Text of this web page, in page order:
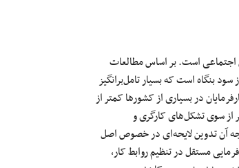
اجتماعیاست.بر اساسمطالعات
سود بنگاه است که بسیارتامل‌برانگیز
در بسیاری از کشورها کمتر از
از سویتشکل‌هایکارگری و
آن تدوینلایحه‌ایدر خصوصاصل
مستقل در تنظیم روابط کار،